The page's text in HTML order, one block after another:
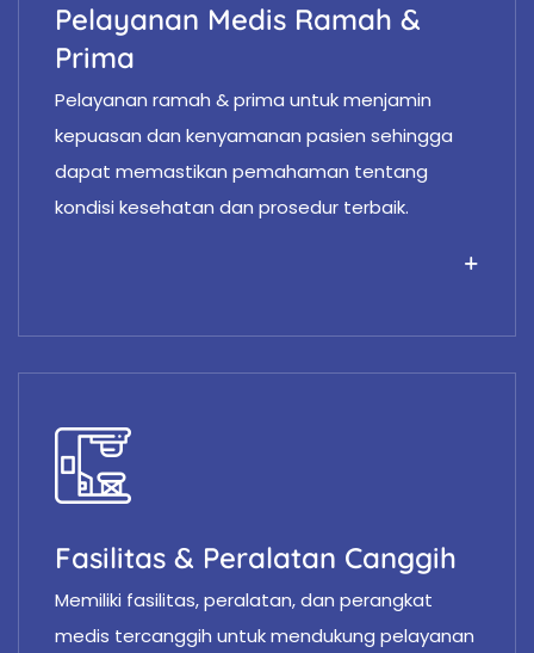
Pelayanan Medis Ramah &
Prima
Pelayanan ramah & prima untuk menjamin
kepuasan dan kenyamanan pasien sehingga
dapat memastikan pemahaman tentang
kondisi kesehatan dan prosedur terbaik.
Fasilitas & Peralatan Canggih
Memiliki fasilitas, peralatan, dan perangkat
medis tercanggih untuk mendukung pelayanan